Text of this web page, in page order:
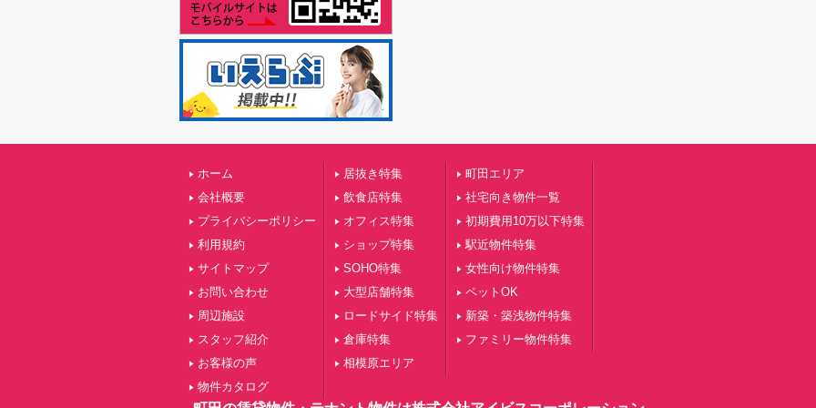
ホーム
会社概要
プライバシーポリシー
利用規約
サイトマップ
お問い合わせ
周辺施設
スタッフ紹介
お客様の声
物件カタログ
居抜き特集
飲食店特集
オフィス特集
ショップ特集
SOHO特集
大型店舗特集
ロードサイド特集
倉庫特集
相模原エリア
町田エリア
社宅向き物件一覧
初期費用10万以下特集
駅近物件特集
女性向け物件特集
ペットOK
新築・築浅物件特集
ファミリー物件特集